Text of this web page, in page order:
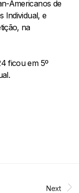
Americanos de
Individual, e
na
ficou em 5º
Next